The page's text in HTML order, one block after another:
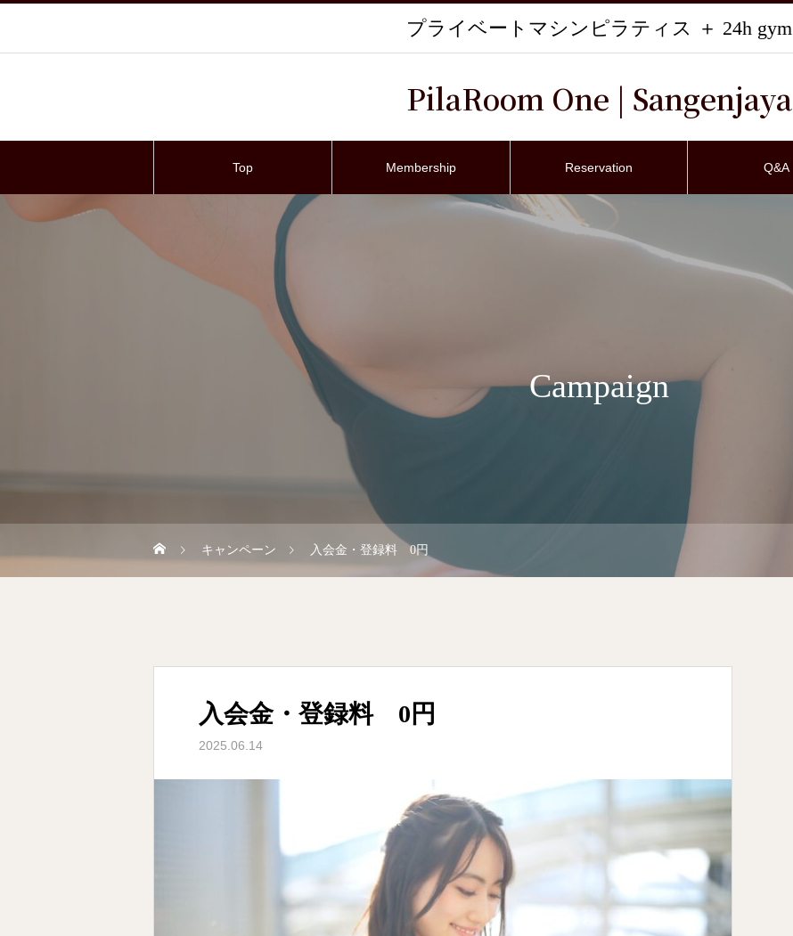
プライベートマシンピラティス ＋ 24h gym
PilaRoom One | Sangenjaya
Top Membership Reservation Q&A
Campaign
キャンペーン 入会金・登録料 0円
入会金・登録料 0円
2025.06.14